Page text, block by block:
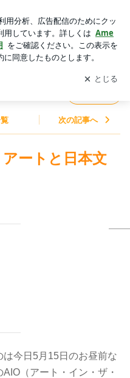
更新通知
を受け取りまし
開く
次の記事へ
ートと日本文
今日5月15日のお昼前な
AIO（アート・イン・ザ・